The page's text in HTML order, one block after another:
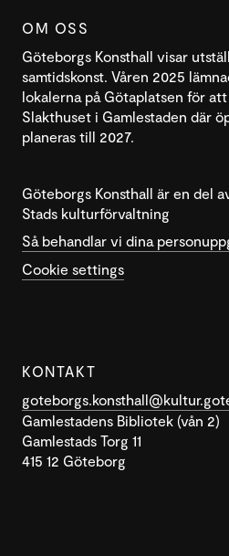
OM OSS
Göteborgs Konsthall visar
samtidskonst. Våren 2025
lokalerna på Götaplatsen för
Slakthuset i Gamlestaden där
planeras till 2027.
Göteborgs Konsthall är en del
Stads kulturförvaltning
Så behandlar vi dina
Cookie settings
KONTAKT
Gamlestadens Bibliotek (vån 2)
Gamlestads Torg 11
415 12 Göteborg